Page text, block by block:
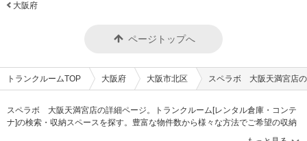
大阪府
ページトップへ
トランクルームTOP 大阪府 大阪市北区 スペラボ 大阪天満宮店
スペラボ 大阪天満宮店の詳細ページ。トランクルーム[レンタル倉庫・コンテ
ナ]の検索・収納スペースを探す。豊富な物件数から様々な方法でご希望の収納
スペースを簡単に探せるトランクルーム情報サイトです。スペラボ 大阪天満